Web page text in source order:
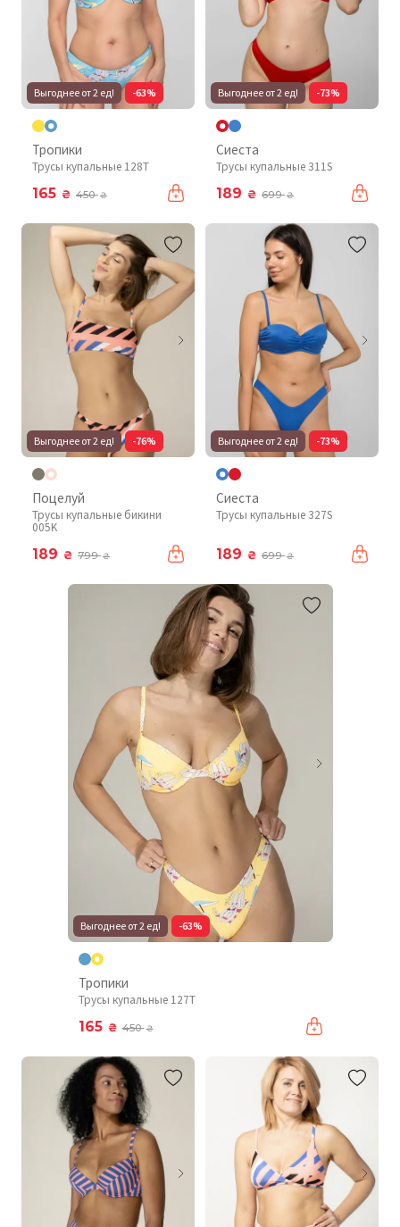
Выгоднее от 2 ед! -63%
Тропики
Трусы купальные 128T
165 ₴ 450₴
Выгоднее от 2 ед! -73%
Сиеста
Трусы купальные 311S
189 ₴ 699₴
Выгоднее от 2 ед! -76%
Поцелуй
Трусы купальные бикини
005K
189 ₴ 799₴
Выгоднее от 2 ед! -73%
Сиеста
Трусы купальные 327S
189 ₴ 699₴
Выгоднее от 2 ед! -63%
Тропики
Трусы купальные 127T
165 ₴ 450₴